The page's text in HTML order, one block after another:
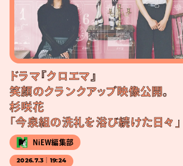
ドラマ『クロエマ』
笑顔のクランクアップ映像公開。
杉咲花
「今泉組の洗礼を浴び続けた日々」
NiEW編集部
2026.7.3｜19:24